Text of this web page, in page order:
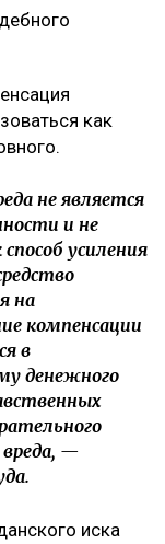
как
не является
и не
усиления
на
компенсации
в
денежного
—
иска